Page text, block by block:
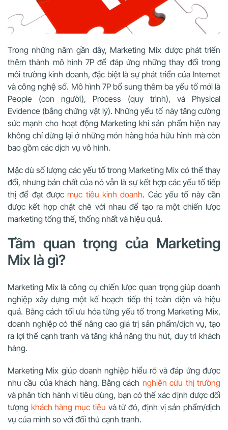
Trong những năm gần đây, Marketing Mix được phát triển
thêm thành mô hình 7P để đáp ứng những thay đổi trong
môi trường kinh doanh, đặc biệt là sự phát triển của Internet
và công nghệ số. Mô hình 7P bổ sung thêm ba yếu tố mới là
People (con người), Process (quy trình), và Physical
Evidence (bằng chứng vật lý). Những yếu tố này tăng cường
sức mạnh cho hoạt động Marketing khi sản phẩm hiện nay
không chỉ dừng lại ở những món hàng hóa hữu hình mà còn
bao gồm các dịch vụ vô hình.
Mặc dù số lượng các yếu tố trong Marketing Mix có thể thay
đổi, nhưng bản chất của nó vẫn là sự kết hợp các yếu tố tiếp
thị để đạt đượcmục tiêu kinh doanh. Các yếu tố này cần
được kết hợp chặt chẽ với nhau để tạo ra một chiến lược
marketing tổng thể, thống nhất và hiệu quả.
Tầm quan trọng của Marketing
Mix là gì?
Marketing Mix là công cụ chiến lược quan trọng giúp doanh
nghiệp xây dựng một kế hoạch tiếp thị toàn diện và hiệu
quả. Bằng cách tối ưu hóa từng yếu tố trong Marketing Mix,
doanh nghiệp có thể nâng cao giá trị sản phẩm/dịch vụ, tạo
ra lợi thế cạnh tranh và tăng khả năng thu hút, duy trì khách
hàng.
Marketing Mix giúp doanh nghiệp hiểu rõ và đáp ứng được
nhu cầu của khách hàng. Bằng cách nghiên cứu thị trường
và phân tích hành vi tiêu dùng, bạn có thể xác định được đối
tượng khách hàng mục tiêu và từ đó, định vị sản phẩm/dịch
vụ của mình so với đối thủ cạnh tranh.